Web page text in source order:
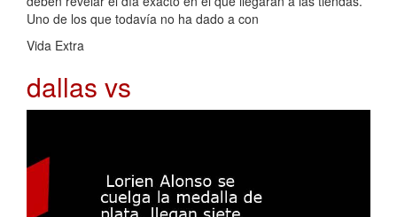
Uno de los que todavía no ha dado a con
Vida Extra
dallas vs